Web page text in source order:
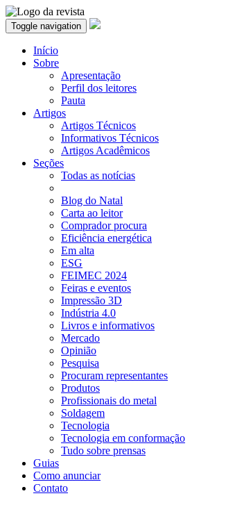
Toggle navigation
Início
Sobre
Apresentação
Perfil dos leitores
Pauta
Artigos
Artigos Técnicos
Informativos Técnicos
Artigos Acadêmicos
Seções
Todas as notícias
Blog do Natal
Carta ao leitor
Comprador procura
Eficiência energética
Em alta
ESG
FEIMEC 2024
Feiras e eventos
Impressão 3D
Indústria 4.0
Livros e informativos
Mercado
Opinião
Pesquisa
Procuram representantes
Produtos
Profissionais do metal
Soldagem
Tecnologia
Tecnologia em conformação
Tudo sobre prensas
Guias
Como anunciar
Contato